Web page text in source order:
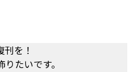
復刊を！
たいです。